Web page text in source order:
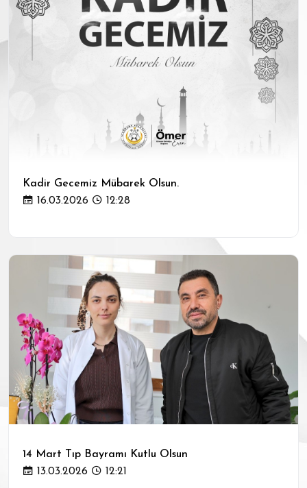
Kadir Gecemiz Mübarek Olsun.
16.03.2026
12:28
14 Mart Tıp Bayramı Kutlu Olsun
13.03.2026
12:21